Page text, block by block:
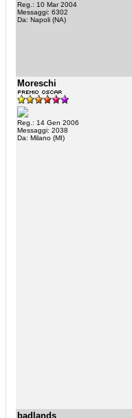
Reg.: 10 Mar 2004
Messaggi: 6302
Da: Napoli (NA)
Moreschi
Reg.: 14 Gen 2006
Messaggi: 2038
Da: Milano (MI)
badlands